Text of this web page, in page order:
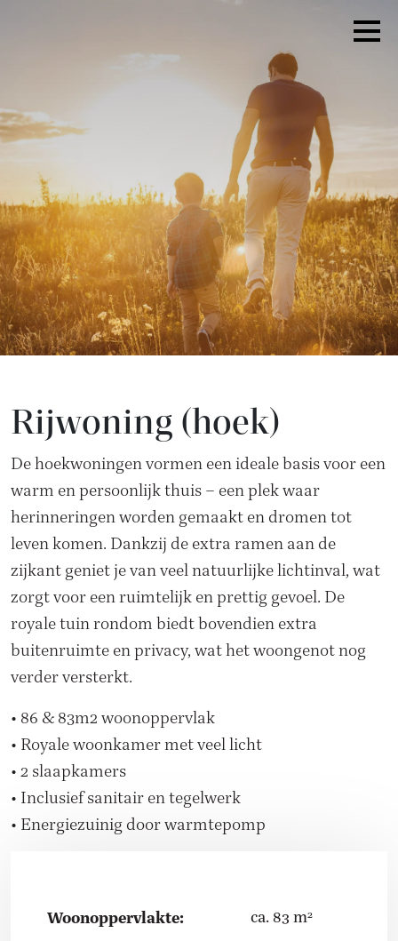
Rijwoning (hoek)
De hoekwoningen vormen een ideale basis voor een
warm en persoonlijk thuis – een plek waar
herinneringen worden gemaakt en dromen tot
leven komen. Dankzij de extra ramen aan de
zijkant geniet je van veel natuurlijke lichtinval, wat
zorgt voor een ruimtelijk en prettig gevoel. De
royale tuin rondom biedt bovendien extra
buitenruimte en privacy, wat het woongenot nog
verder versterkt.
• 86 & 83m2 woonoppervlak
• Royale woonkamer met veel licht
• 2 slaapkamers
• Inclusief sanitair en tegelwerk
• Energiezuinig door warmtepomp
Woonoppervlakte: ca. 83 m2